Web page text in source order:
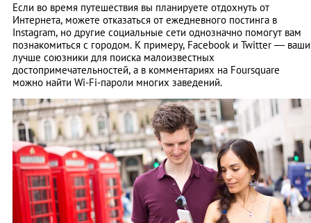
Если во время путешествия вы планируете отдохнуть от
Интернета, можете отказаться от ежедневного постинга в
Instagram, но другие социальные сети однозначно помогут вам
познакомиться с городом. К примеру, Facebook и Twitter — ваши
лучше союзники для поиска малоизвестных
достопримечательностей, а в комментариях на Foursquare
можно найти Wi-Fi-пароли многих заведений.